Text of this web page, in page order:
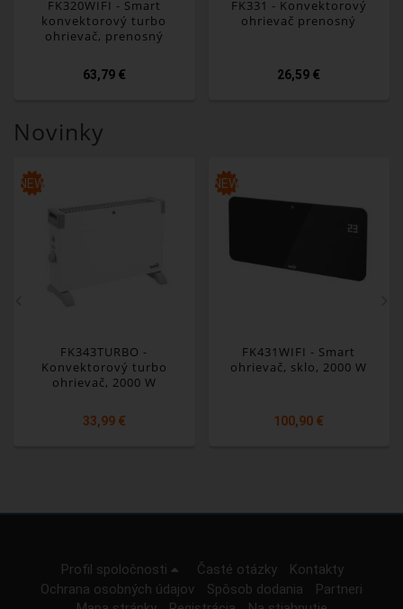
FK320WIFI - Smart
konvektorový turbo
ohrievač, prenosný
63,79 €
FK331 - Konvektorový
ohrievač prenosný
26,59 €
Novinky
NEW
FK343TURBO -
Konvektorový turbo
ohrievač, 2000 W
33,99 €
NEW
FK431WIFI - Smart
ohrievač, sklo, 2000 W
100,90 €
Profil spoločnosti Časté otázky
Kontakty
Ochrana osobných údajov
Spôsob dodania
Partneri